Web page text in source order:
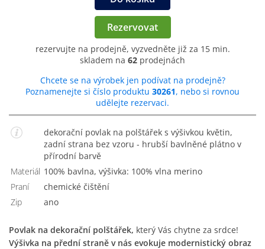
Rezervovat
rezervujte na prodejně, vyzvedněte již za 15 min.
skladem na 62 prodejnách
Chcete se na výrobek jen podívat na prodejně?
Poznamenejte si číslo produktu 30261, nebo si rovnou
udělejte rezervaci.
dekorační povlak na polštářek s výšivkou květin,
zadní strana bez vzoru - hrubší bavlněné plátno v
přírodní barvě
Materiál
100% bavlna, výšivka: 100% vlna merino
Praní
chemické čištění
Zip
Ano
Povlak na dekorační polštářek, který Vás chytne za srdce!
Výšivka na přední straně v nás evokuje modernistický obraz